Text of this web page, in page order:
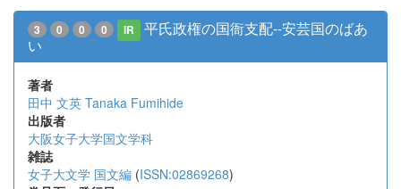
3 0 0 0 IR
平氏政権の国衙支配--安芸国のばあ
い
著者
田中 文英 Tanaka Fumihide
出版者
大阪女子大学国文学科
雑誌
女子大文学 国文編 (ISSN:02869268)